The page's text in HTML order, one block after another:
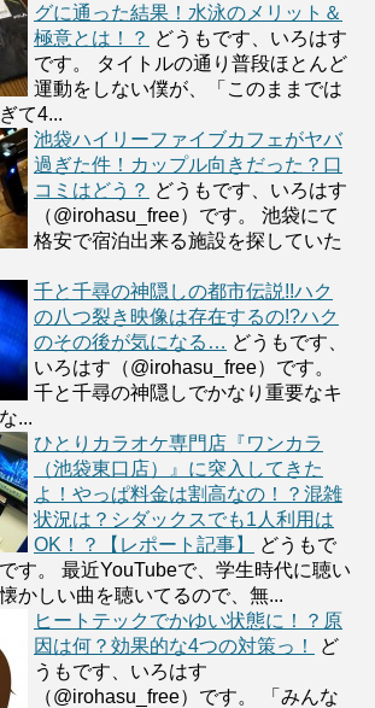
グに通った結果！水泳のメリット＆
極意とは！？ どうもです、いろはす
です。 タイトルの通り普段ほとんど
運動をしない僕が、「このままでは
て4...
池袋ハイリーファイブカフェがヤバ
過ぎた件！カップル向きだった？口
コミはどう？ どうもです、いろはす
（@irohasu_free）です。 池袋にて
格安で宿泊出来る施設を探していた
千と千尋の神隠しの都市伝説!!ハク
の八つ裂き映像は存在するの!?ハク
のその後が気になる… どうもです、
いろはす（@irohasu_free）です。
千と千尋の神隠しでかなり重要なキ
...
ひとりカラオケ専門店『ワンカラ
（池袋東口店）』に突入してきた
よ！やっぱ料金は割高なの！？混雑
状況は？シダックスでも1人利用は
OK！？【レポート記事】
どうもで
す。 最近YouTubeで、学生時代に聴い
かしい曲を聴いてるので、無...
ヒートテックでかゆい状態に！？原
因は何？効果的な4つの対策っ！
ど
うもです、いろはす
（@irohasu_free）です。 「みんな